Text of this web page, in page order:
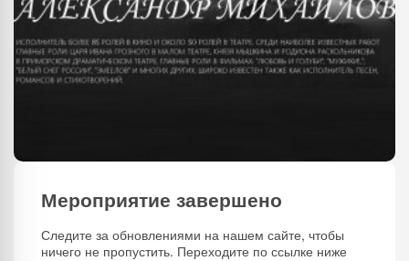
Мероприятие завершено
Следите за обновлениями на нашем сайте, чтобы
ничего не пропустить. Переходите по ссылке ниже